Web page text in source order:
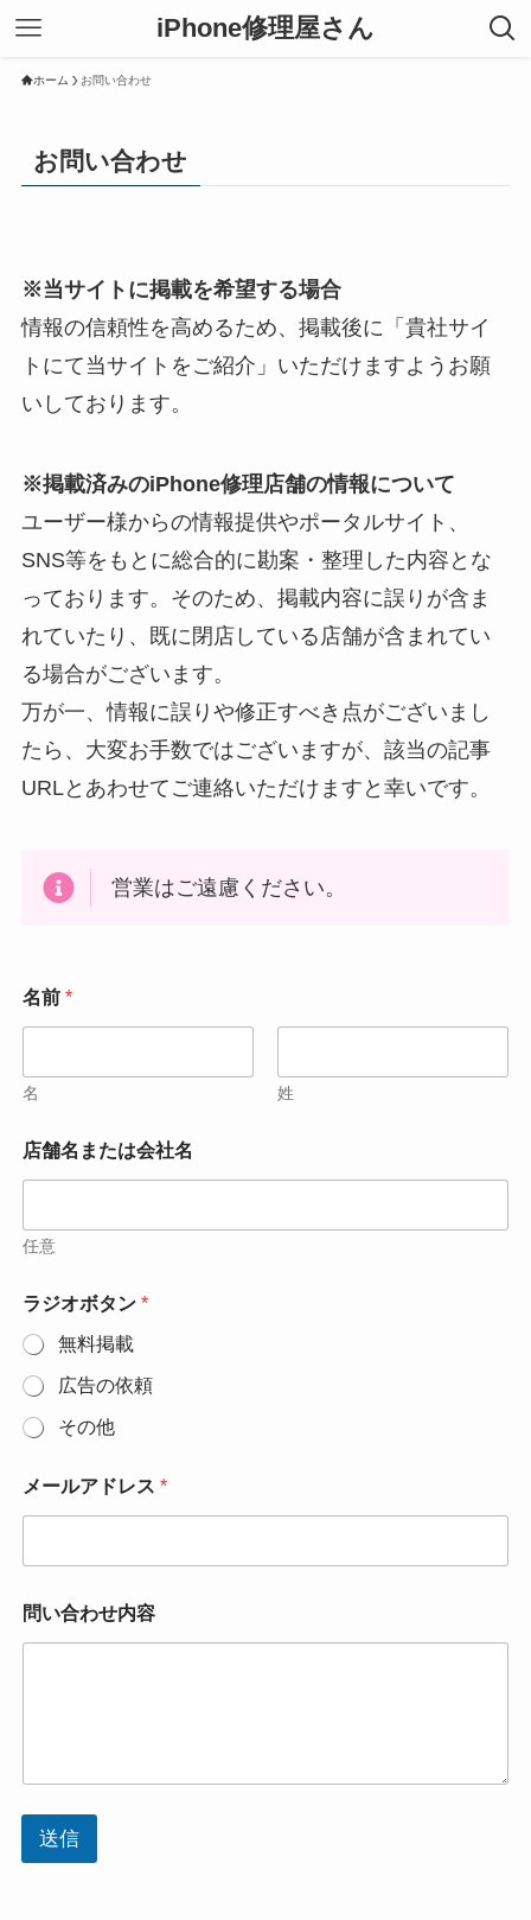
iPhone修理屋さん
ホーム お問い合わせ
お問い合わせ
※当サイトに掲載を希望する場合
情報の信頼性を高めるため、掲載後に「貴社サイ
トにて当サイトをご紹介」いただけますようお願
いしております。
※掲載済みのiPhone修理店舗の情報について
ユーザー様からの情報提供やポータルサイト、
SNS等をもとに総合的に勘案・整理した内容とな
っております。そのため、掲載内容に誤りが含ま
れていたり、既に閉店している店舗が含まれてい
る場合がございます。
万が一、情報に誤りや修正すべき点がございまし
たら、大変お手数ではございますが、該当の記事
URLとあわせてご連絡いただけますと幸いです。
営業はご遠慮ください。
*
*
名前 *
名 姓
店舗名または会社名
任意
ラジオボタン *
無料掲載
広告の依頼
その他
メールアドレス *
問い合わせ内容
送信